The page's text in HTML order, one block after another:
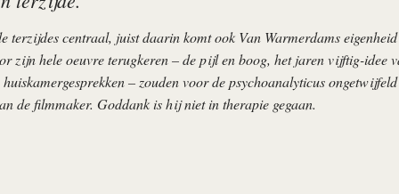
terzijdes centraal, juist daarin komt ook Van Warmerdams
zijn hele oeuvre terugkeren – de pijl en boog, het jaren vijftig-idee
– zouden voor de psychoanalyticus
de filmmaker. Goddank is hij niet in therapie gegaan.